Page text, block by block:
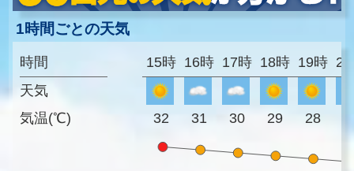
1時間ごとの天気
時間
天気
気温(℃)
15時 16時 17時 18時 19時
32 31 30 29 28